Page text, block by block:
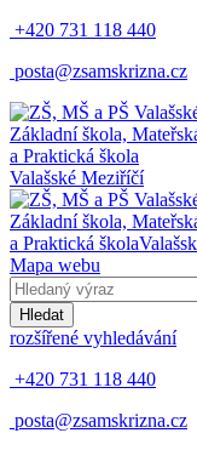
+420 731 118 440
posta@zsamskrizna.cz
Základní škola,
a Praktická škola
Valašské Meziříčí
Základní škola,
a Praktická škola
Mapa webu
Hledat
rozšířené vyhledávání
+420 731 118 440
posta@zsamskrizna.cz